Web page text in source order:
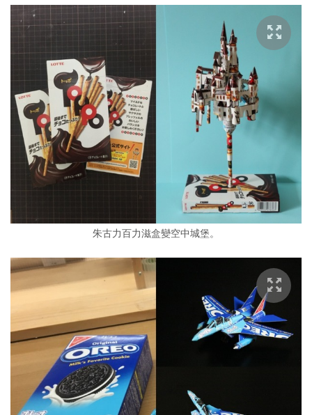
朱古力百力滋盒變空中城堡。